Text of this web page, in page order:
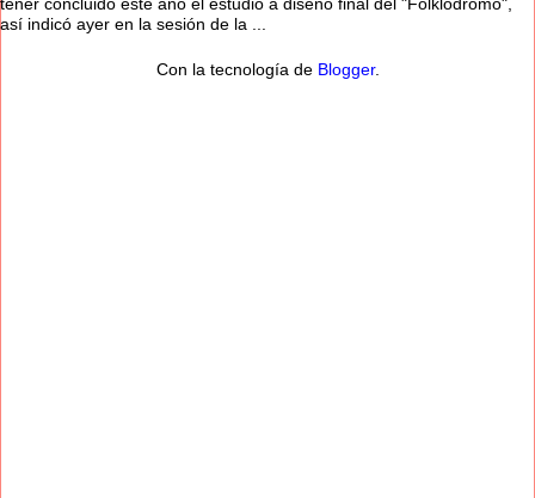
tener concluido este año el estudio a diseño final del "Folklódromo",
así indicó ayer en la sesión de la ...
Con la tecnología de Blogger.